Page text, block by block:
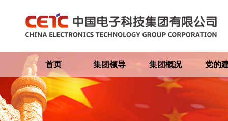
首页 集团领导 集团概况 党的